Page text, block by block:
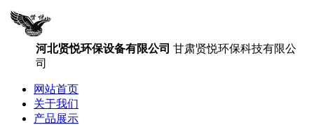
河北贤悦环保设备有限公司 甘肃贤悦环保科技有限公
司
网站首页
关于我们
产品展示